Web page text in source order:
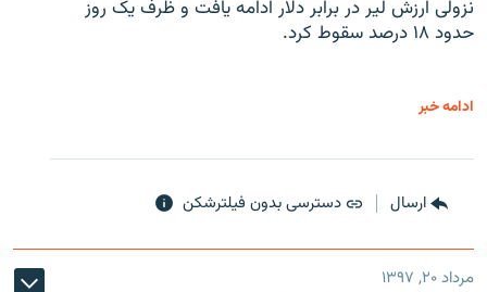
نزولی ارزش لیر در برابر دلار ادامه یافت و ظرف یک روز
حدود ۱۸ درصد سقوط کرد.
ادامه خبر
ارسال دسترسی بدون فیلترشکن
مرداد ۲۰, ۱۳۹۷